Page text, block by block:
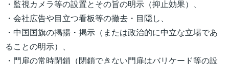
・監視カメラ等の設置とその旨の明示（抑止効果）、
・会社広告や目立つ看板等の撤去・目隠し、
・中国国旗の掲揚・掲示（または政治的に中立な立場であ
ることの明示）、
・門扉の常時閉鎖（閉鎖できない門扉はバリケード等の設